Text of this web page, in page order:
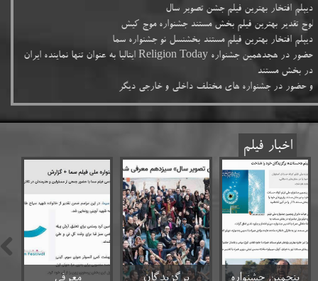
دیپلم افتخار بهترین فیلم جشن تصویر سال
لوح تقدیر بهترین فیلم بخش مستند جشنواره موج کیش
دیپلم افتخار بهترین فیلم مستند بخشنسل نو جشنواره سما
حضور در هجدهمین جشنواره Religion Today ایتالیا به عنوان تنها نماینده ایران
در بخش مستند
و حضور در جشنواره های مختلف داخلی و خارجی دیگر
اخبار فیلم